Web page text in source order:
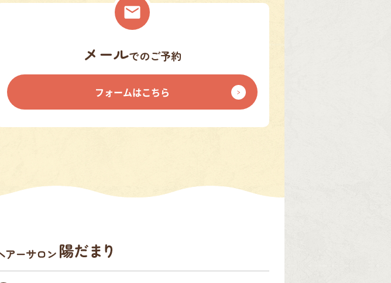
メールでのご予約
フォームはこちら